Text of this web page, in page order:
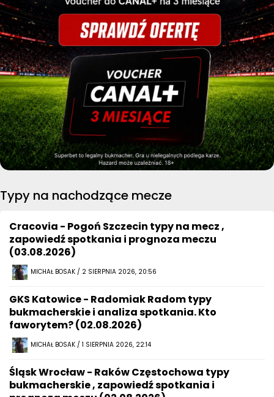
Typy na nachodzące mecze
Cracovia - Pogoń Szczecin typy na mecz ,
zapowiedź spotkania i prognoza meczu
(03.08.2026)
MICHAŁ BOSAK / 2 SIERPNIA 2026, 20:56
GKS Katowice - Radomiak Radom typy
bukmacherskie i analiza spotkania. Kto
faworytem? (02.08.2026)
MICHAŁ BOSAK / 1 SIERPNIA 2026, 22:14
Śląsk Wrocław - Raków Częstochowa typy
bukmacherskie , zapowiedź spotkania i